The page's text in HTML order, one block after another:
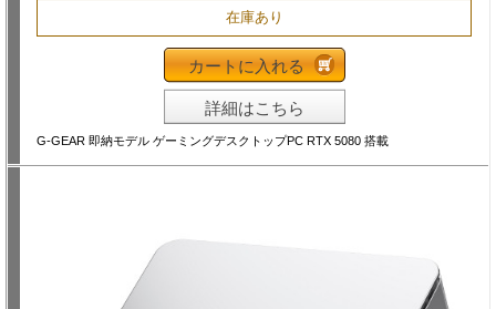
在庫あり
カートに入れる
詳細はこちら
G-GEAR 即納モデル ゲーミングデスクトップPC RTX 5080 搭載